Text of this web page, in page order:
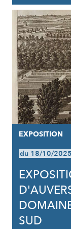
EXPOSITION
du 18/10/
SUD